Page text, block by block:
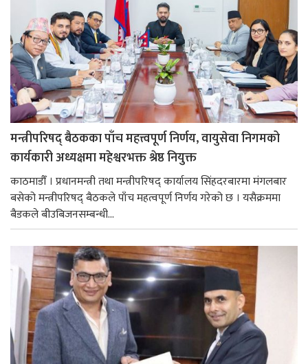
मन्त्रीपरिषद् बैठकका पाँच महत्त्वपूर्ण निर्णय, वायुसेवा निगमको
कार्यकारी अध्यक्षमा महेश्वरभक्त श्रेष्ठ नियुक्त
काठमाडौँ । प्रधानमन्त्री तथा मन्त्रीपरिषद् कार्यालय सिंहदरबारमा मंगलबार
बसेको मन्त्रीपरिषद् बैठकले पाँच महत्वपूर्ण निर्णय गरेको छ । यसैक्रममा
बैडकले बीउबिजनसम्बन्धी...